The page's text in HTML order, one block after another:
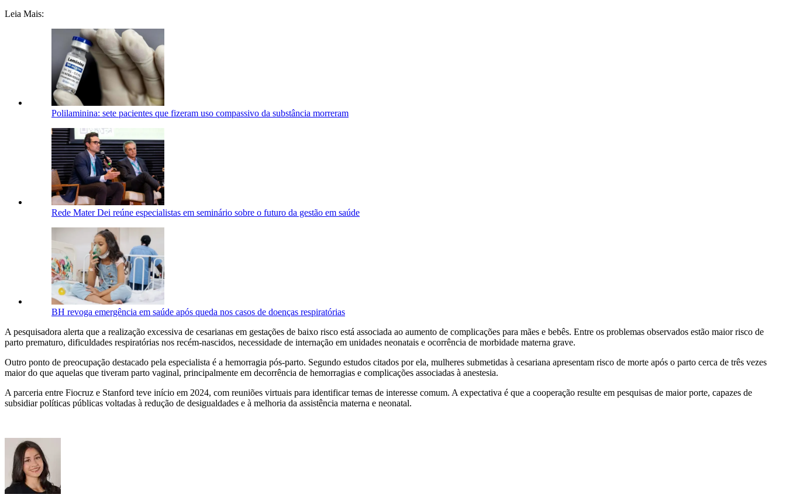
Leia Mais:
Polilaminina: sete pacientes que fizeram uso compassivo da substância morreram
Rede Mater Dei reúne especialistas em seminário sobre o futuro da gestão em saúde
BH revoga emergência em saúde após queda nos casos de doenças respiratórias
A pesquisadora alerta que a realização excessiva de cesarianas em gestações de baixo risco está associada ao aumento de complicações para mães e bebês. Entre os problemas observados estão maior risco de
parto prematuro, dificuldades respiratórias nos recém-nascidos, necessidade de internação em unidades neonatais e ocorrência de morbidade materna grave.
Outro ponto de preocupação destacado pela especialista é a hemorragia pós-parto. Segundo estudos citados por ela, mulheres submetidas à cesariana apresentam risco de morte após o parto cerca de três vezes
maior do que aquelas que tiveram parto vaginal, principalmente em decorrência de hemorragias e complicações associadas à anestesia.
A parceria entre Fiocruz e Stanford teve início em 2024, com reuniões virtuais para identificar temas de interesse comum. A expectativa é que a cooperação resulte em pesquisas de maior porte, capazes de
subsidiar políticas públicas voltadas à redução de desigualdades e à melhoria da assistência materna e neonatal.